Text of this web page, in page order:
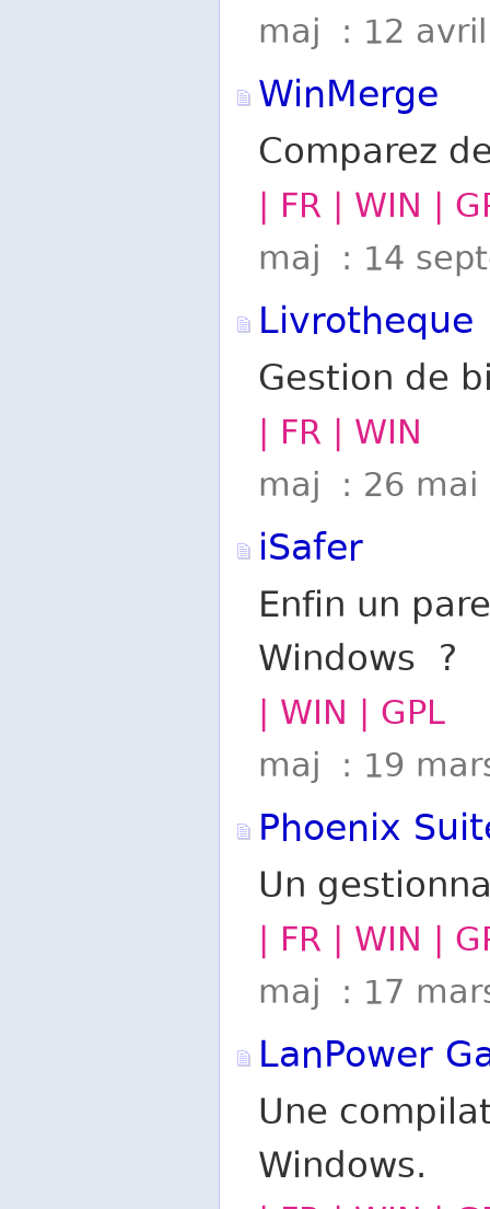
maj : 12
WinMerge
Comparez
| FR | WIN |
maj : 14
Livrotheque
Gestion de
| FR | WIN
maj : 26 mai
iSafer
Enfin un
Windows ?
| WIN | GPL
maj : 19
Phoenix
Un
| FR | WIN |
maj : 17
LanPower
Une
Windows.